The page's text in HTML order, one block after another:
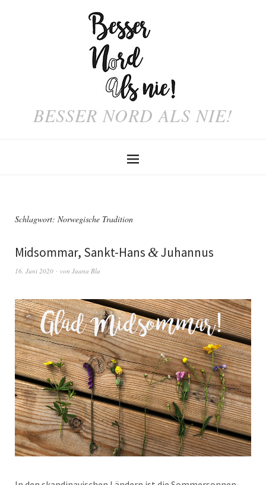
BESSER NORD ALS NIE!
Schlagwort: Norwegische Tradition
Midsommar, Sankt-Hans &Juhannus
16. Juni 2020 von Jaana Bla